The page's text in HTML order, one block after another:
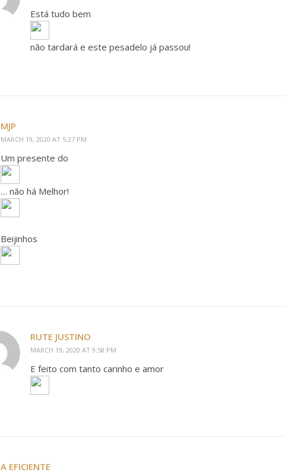
Está tudo bem
não tardará e este pesadelo já passou!
MJP
MARCH 19, 2020 AT 5:27 PM
Um presente do
… não há Melhor!
Beijinhos
RUTE JUSTINO
MARCH 19, 2020 AT 9:58 PM
E feito com tanto carinho e amor
A EFICIENTE